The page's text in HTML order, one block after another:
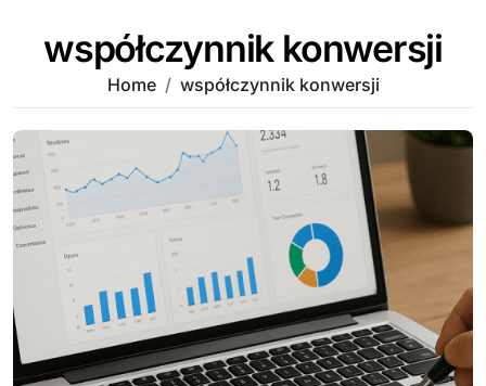
współczynnik konwersji
Home współczynnik konwersji